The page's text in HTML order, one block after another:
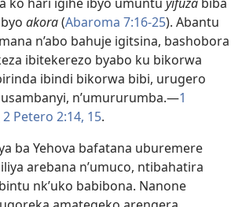
akora(Abaroma 7:16-25). Abantu
n’abo bahuje igitsina, bashobora
ibitekerezo byabo ku bikorwa
ibindi bikorwa bibi, urugero
n’umururumba.—1
2 Petero 2:14, 15.
ba Yehova bafatana uburemere
arebana n’umuco, ntibahatira
nk’uko babibona. Nanone